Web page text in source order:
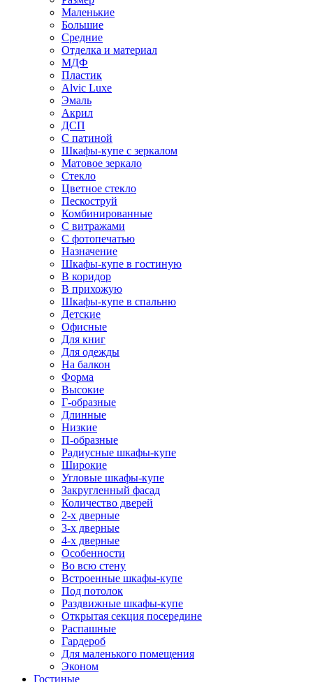
Маленькие
Большие
Средние
Отделка и материал
МДФ
Пластик
Alvic Luxe
Эмаль
Акрил
ДСП
С патиной
Шкафы-купе с зеркалом
Матовое зеркало
Стекло
Цветное стекло
Пескоструй
Комбинированные
С витражами
С фотопечатью
Назначение
Шкафы-купе в гостиную
В коридор
В прихожую
Шкафы-купе в спальню
Детские
Офисные
Для книг
Для одежды
На балкон
Форма
Высокие
Г-образные
Длинные
Низкие
П-образные
Радиусные шкафы-купе
Широкие
Угловые шкафы-купе
Закругленный фасад
Количество дверей
2-х дверные
3-х дверные
4-х дверные
Особенности
Во всю стену
Встроенные шкафы-купе
Под потолок
Раздвижные шкафы-купе
Открытая секция посередине
Распашные
Гардероб
Для маленького помещения
Эконом
Гостиные